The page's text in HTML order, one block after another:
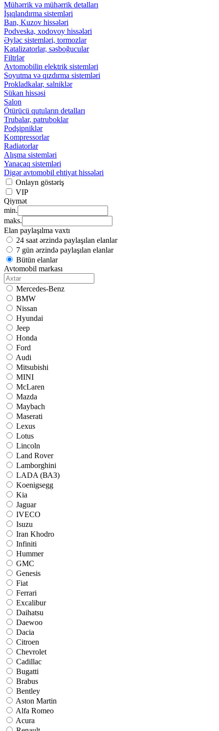
Mühərrik və mühərrik detalları
İşıqlandırma sistemləri
Ban, Kuzov hissələri
Podveska, xodovoy hissələri
Əyləc sistemləri, tormozlar
Katalizatorlar, səsboğucular
Filtrlər
Avtomobilin elektrik sistemləri
Soyutma və qızdırma sistemləri
Prokladkalar, salniklər
Sükan hissəsi
Salon
Ötürücü qutuların detalları
Trubalar, patruboklar
Podşipniklər
Kompressorlar
Radiatorlar
Alışma sistemləri
Yanacaq sistemləri
Digər avtomobil ehtiyat hissələri
Onlayn göstəriş
VIP
Qiymət
min.
maks.
Elan paylaşılma vaxtı
24 saat ərzində paylaşılan elanlar
7 gün ərzində paylaşılan elanlar
Bütün elanlar
Avtomobil markası
Mercedes-Benz
BMW
Nissan
Hyundai
Jeep
Honda
Ford
Audi
Mitsubishi
MINI
McLaren
Mazda
Maybach
Maserati
Lexus
Lotus
Lincoln
Land Rover
Lamborghini
LADA (ВАЗ)
Koenigsegg
Kia
Jaguar
IVECO
Isuzu
Iran Khodro
Infiniti
Hummer
GMC
Genesis
Fiat
Ferrari
Excalibur
Daihatsu
Daewoo
Dacia
Citroen
Chevrolet
Cadillac
Bugatti
Brabus
Bentley
Aston Martin
Alfa Romeo
Acura